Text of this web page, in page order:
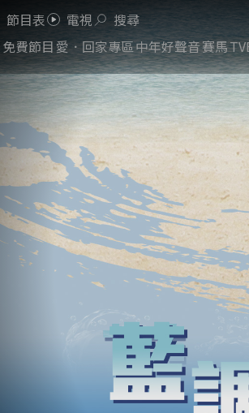
節目表 電視 搜尋
免費節目 愛．回家專區中年好聲音賽馬